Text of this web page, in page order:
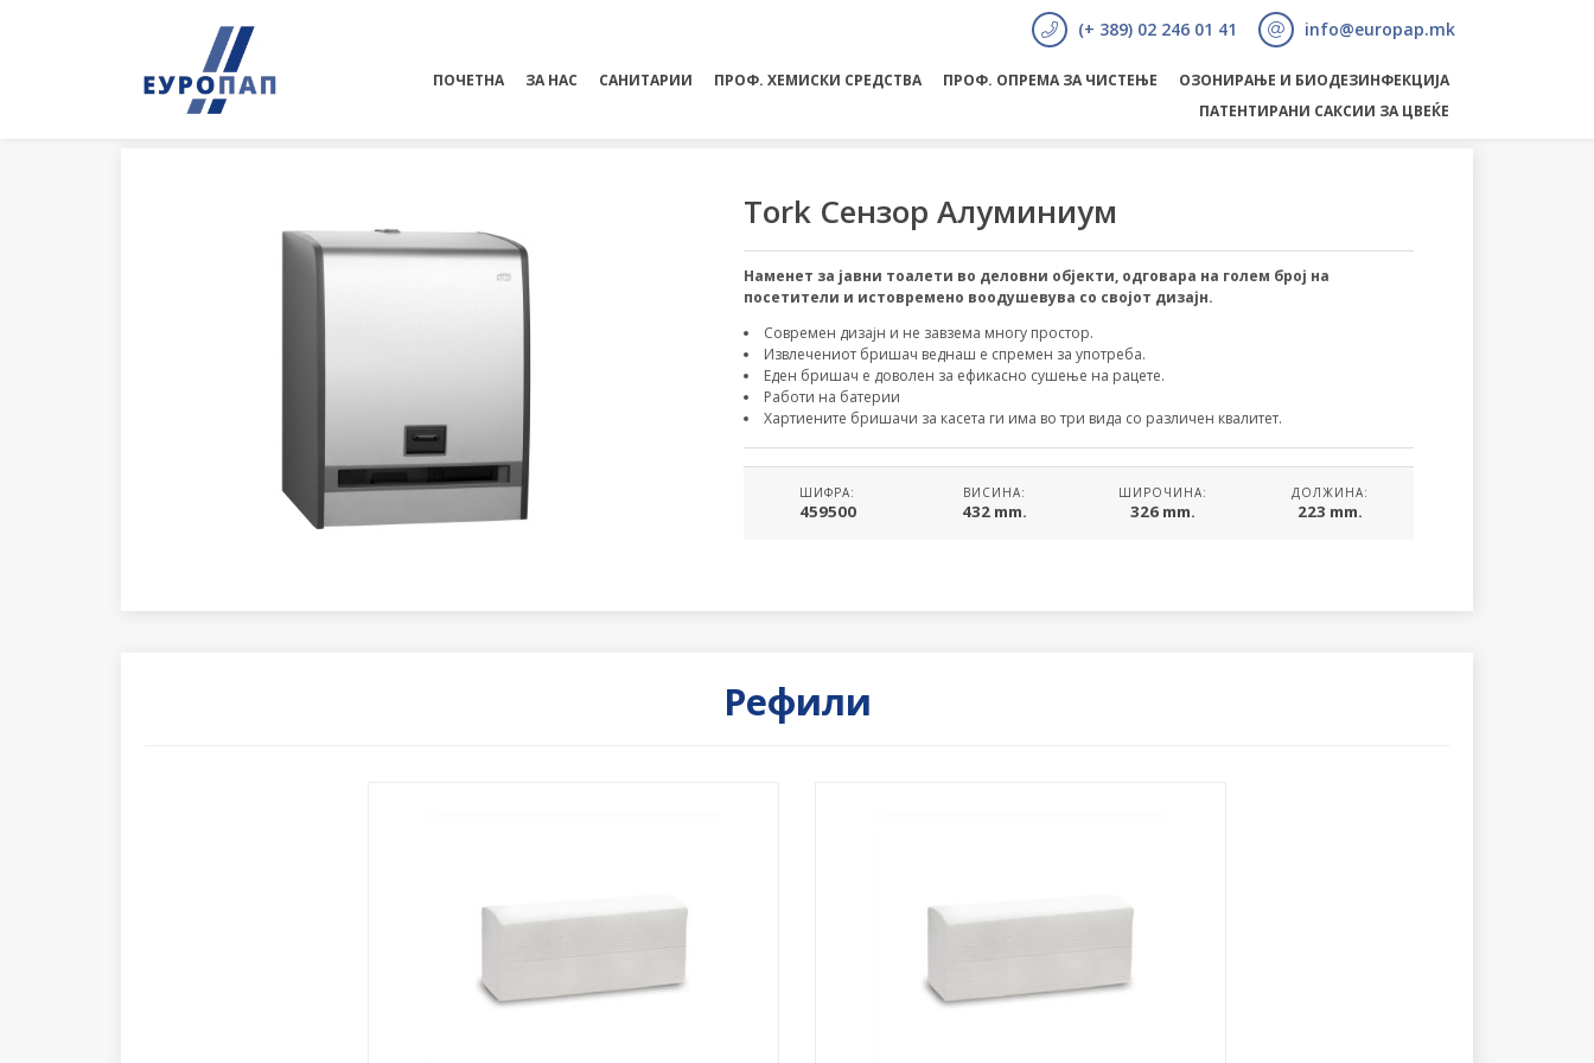
(+ 389) 02 246 01 41 info@europap.mk
ПОЧЕТНА ЗА НАС САНИТАРИИ ПРОФ. ХЕМИСКИ СРЕДСТВА ПРОФ. ОПРЕМА ЗА ЧИСТЕЊЕ
ОЗОНИРАЊЕ И БИОДЕЗИНФЕКЦИЈА
ПАТЕНТИРАНИ САКСИИ ЗА ЦВЕЌЕ
Tork Сензор Алуминиум
Наменет за јавни тоалети во деловни објекти, одговара на голем број на
посетители и истовремено воодушевува со својот дизајн.
Современ дизајн и не завзема многу простор.
Извлечениот бришач веднаш е спремен за употреба.
Еден бришач е доволен за ефикасно сушење на рацете.
Работи на батерии
Хартиените бришачи за касета ги има во три вида со различен квалитет.
ШИФРА:
459500
ВИСИНА:
432 mm.
ШИРОЧИНА:
326 mm.
ДОЛЖИНА:
223 mm.
Рефили